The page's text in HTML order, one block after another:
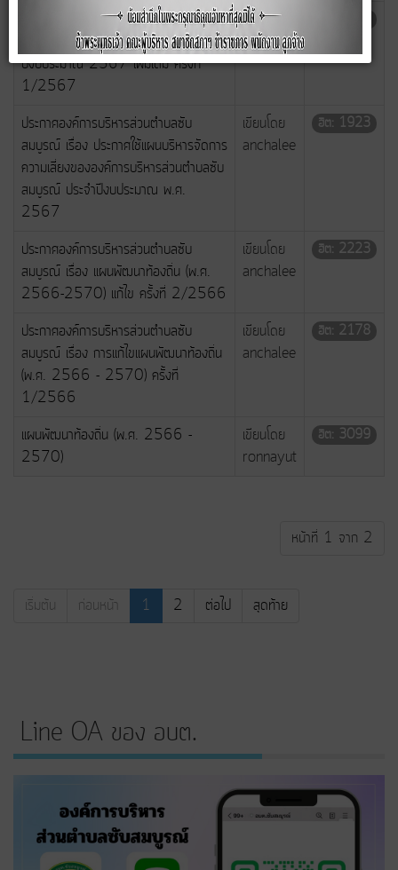
ประกาศองค์การบริหารส่วนตำบลซับ
สมบูรณ์ เรื่อง ใช้แผนการดำเนินงาน ประจำ
ปีงบประมาณ 2567 เพิ่มเติม ครั้งที่
1/2567
เขียนโดย
anchalee
ประกาศองค์การบริหารส่วนตำบลซับ
สมบูรณ์ เรื่อง ประกาศใช้แผนบริหารจัดการ
ความเสี่ยงขององค์การบริหารส่วนตำบลซับ
สมบูรณ์ ประจำปีงบประมาณ พ.ศ.
2567
เขียนโดย
anchalee
ฮิต: 1923
ประกาศองค์การบริหารส่วนตำบลซับ
สมบูรณ์ เรื่อง แผนพัฒนาท้องถิ่น (พ.ศ.
2566-2570) แก้ไข ครั้งที่ 2/2566
เขียนโดย
anchalee
ฮิต: 2223
ประกาศองค์การบริหารส่วนตำบลซับ
สมบูรณ์ เรื่อง การแก้ไขแผนพัฒนาท้องถิ่น
(พ.ศ. 2566 - 2570) ครั้งที่
1/2566
เขียนโดย
anchalee
ฮิต: 2178
แผนพัฒนาท้องถิ่น (พ.ศ. 2566 -
2570)
เขียนโดย
ronnayut
ฮิต: 3099
หน้าที่ 1 จาก 2
เริ่มต้น ก่อนหน้า 1 2 ต่อไป สุดท้าย
Line OA ของ อบต.